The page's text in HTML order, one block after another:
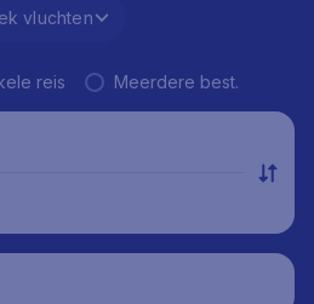
vluchten
reis Meerdere best.